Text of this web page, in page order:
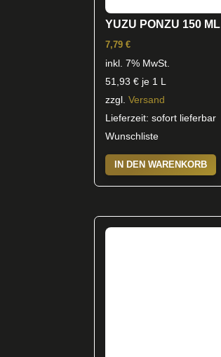
YUZU PONZU 150 ML
7,79€
inkl. 7% MwSt.
51,93€ je 1 L
zzgl.Versand
Lieferzeit: sofort lieferbar
Wunschliste
IN DEN WARENKORB